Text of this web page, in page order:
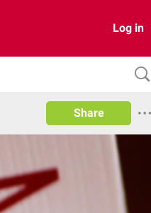
Log in
Share